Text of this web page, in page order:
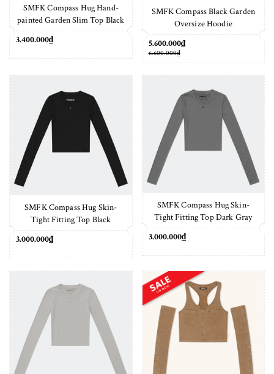
SMFK Compass Hug Hand-
painted Garden Slim Top Black
3.400.000₫
SMFK Compass Black Garden
Oversize Hoodie
5.600.000₫
6.600.000₫
SMFK Compass Hug Skin-
Tight Fitting Top Black
3.000.000₫
SMFK Compass Hug Skin-
Tight Fitting Top Dark Gray
3.000.000₫